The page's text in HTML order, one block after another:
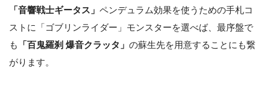
「音響戦士ギータス」 ペンデュラム効果を使うための手札コ
ストに「ゴブリンライダー」モンスターを選べば、最序盤で
も
「百鬼羅刹 爆音クラッタ」 の蘇生先を用意することにも繋
がります。